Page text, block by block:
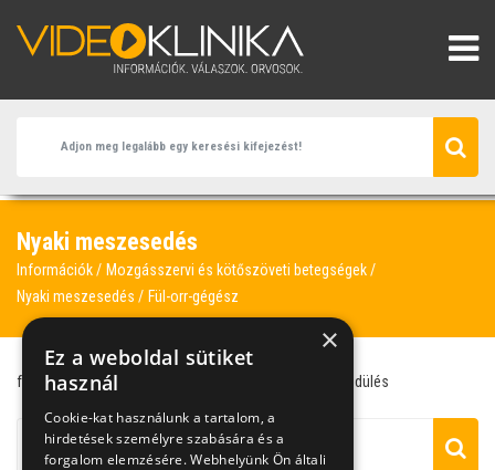
Nyaki meszesedés
Információk
Mozgásszervi és kötőszöveti betegségek
Nyaki meszesedés
Fül-orr-gégész
fülzúgás fül-orr-gégész szédülés
×
Ez a weboldal sütiket
használ
Cookie-kat használunk a tartalom, a
hirdetések személyre szabására és a
forgalom elemzésére. Webhelyünk Ön általi